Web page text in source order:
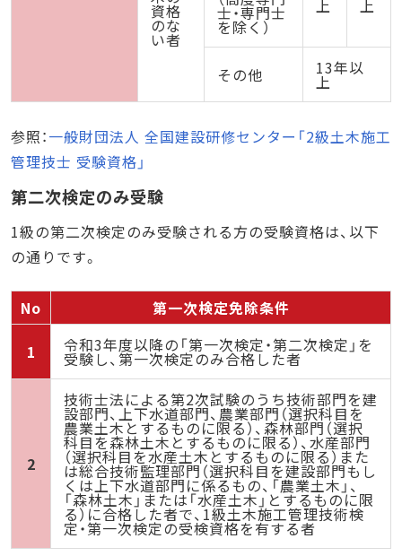
資格
のな
い者
士・専門士
を除く）
上 上
その他 13年以
上
参照：一般財団法人 全国建設研修センター「2級土木施工
管理技士 受験資格」
第二次検定のみ受験
1級の第二次検定のみ受験される方の受験資格は、以下
の通りです。
No 第一次検定免除条件
1 令和3年度以降の「第一次検定・第二次検定」を
受験し、第一次検定のみ合格した者
2
技術士法による第2次試験のうち技術部門を建
設部門、上下水道部門、農業部門（選択科目を
農業土木とするものに限る）、森林部門（選択
科目を森林土木とするものに限る）、水産部門
（選択科目を水産土木とするものに限る）また
は総合技術監理部門（選択科目を建設部門もし
くは上下水道部門に係るもの、「農業土木」、
「森林土木」または「水産土木」とするものに限
る）に合格した者で、1級土木施工管理技術検
定・第一次検定の受検資格を有する者